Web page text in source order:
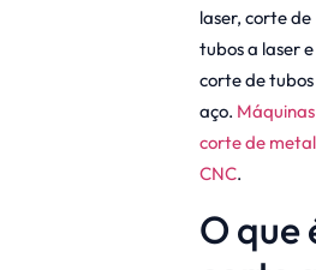
laser, corte de
tubos a laser e
corte de
aço.
corte de metal
CNC.
O que